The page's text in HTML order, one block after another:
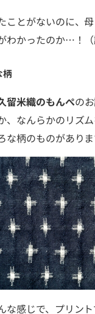
ことがないのに、
わかったのか…！（
柄
留米織のもんぺの
、なんらかのリズ
な柄のものがありま
な感じで、プリン